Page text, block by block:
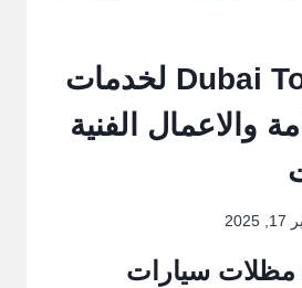
شركة Dubai Today لخدمات
والاعمال الفنية
سيارات